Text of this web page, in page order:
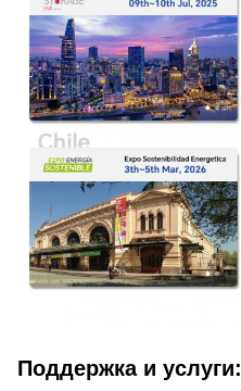
Поддержка и услуги: